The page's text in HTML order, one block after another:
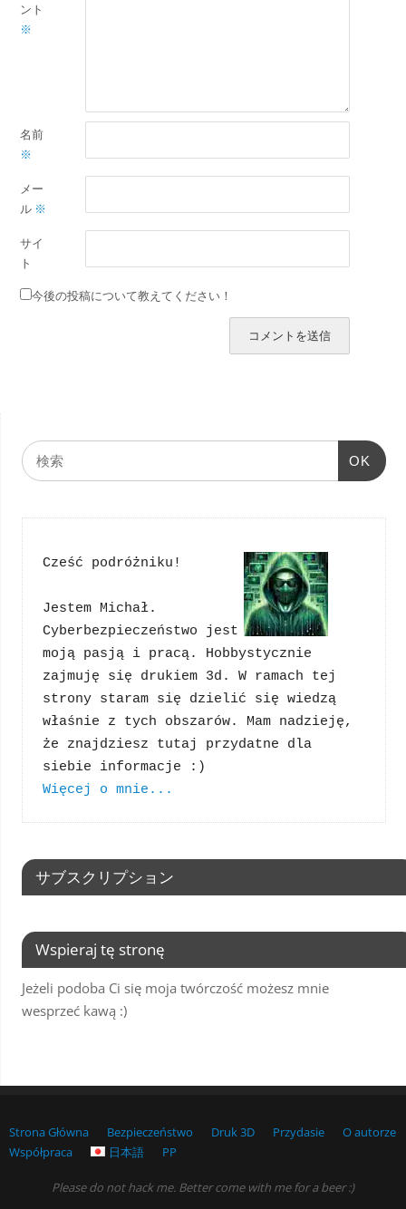
ント
※
名前
※
メー
ル ※
サイ
ト
今後の投稿について教えてください！
OK
Cześć podróżniku!
Jestem Michał.
Cyberbezpieczeństwo jest
moją pasją i pracą. Hobbystycznie
zajmuję się drukiem 3d. W ramach tej
strony staram się dzielić się wiedzą
właśnie z tych obszarów. Mam nadzieję,
że znajdziesz tutaj przydatne dla
Więcej o mnie...
サブスクリプション
Wspieraj tę stronę
Jeżeli podoba Ci się moja twórczość możesz mnie
wesprzeć kawą :)
Strona Główna Bezpieczeństwo Druk 3D Przydasie
O autorze
Współpraca
日本語 PP
Please do not hack me. Better come with me for a beer :)